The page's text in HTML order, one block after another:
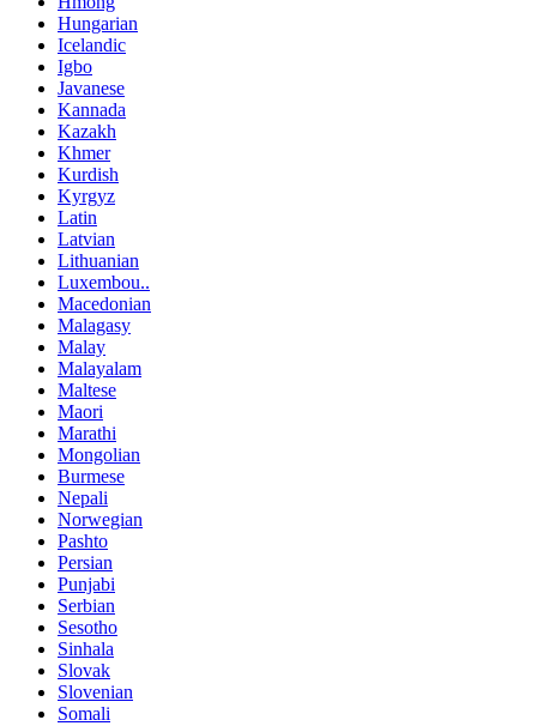
Hungarian
Icelandic
Igbo
Javanese
Kannada
Kazakh
Khmer
Kurdish
Kyrgyz
Latin
Latvian
Lithuanian
Luxembou..
Macedonian
Malagasy
Malay
Malayalam
Maltese
Maori
Marathi
Mongolian
Burmese
Nepali
Norwegian
Pashto
Persian
Punjabi
Serbian
Sesotho
Sinhala
Slovak
Slovenian
Somali